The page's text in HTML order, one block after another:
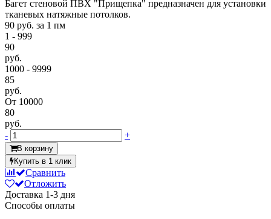
Багет стеновой ПВХ "Прищепка" предназначен для установки
тканевых натяжные потолков.
90 руб. за 1 пм
1 - 999
90
руб.
1000 - 9999
85
руб.
От 10000
80
руб.
-
+
В корзину
Купить в 1 клик
Сравнить
Отложить
Доставка 1-3 дня
Способы оплаты